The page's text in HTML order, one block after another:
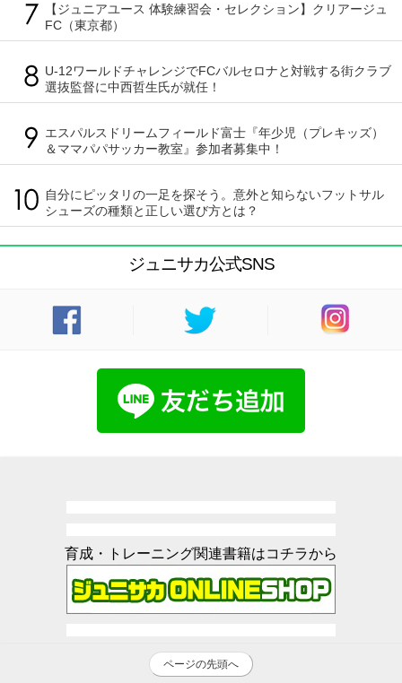
【ジュニアユース 体験練習会・セレクション】クリアージュ
FC（東京都）
U-12ワールドチャレンジでFCバルセロナと対戦する街クラブ
選抜監督に中西哲生氏が就任！
エスパルスドリームフィールド富士『年少児（プレキッズ）
＆ママパパサッカー教室』参加者募集中！
自分にピッタリの一足を探そう。意外と知らないフットサル
シューズの種類と正しい選び方とは？
ジュニサカ公式SNS
育成・トレーニング関連書籍はコチラから
ページの先頭へ